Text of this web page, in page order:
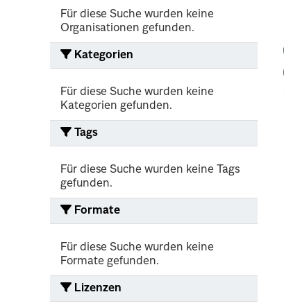
Für diese Suche wurden keine
Organisationen gefunden.
Kategorien
Für diese Suche wurden keine
Kategorien gefunden.
Tags
Für diese Suche wurden keine Tags
gefunden.
Formate
Für diese Suche wurden keine
Formate gefunden.
Lizenzen